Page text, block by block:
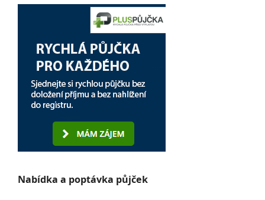
Nabídka a poptávka půjček